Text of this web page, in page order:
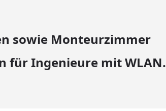
sowie Monteurzimmer
für Ingenieure mit WLAN.